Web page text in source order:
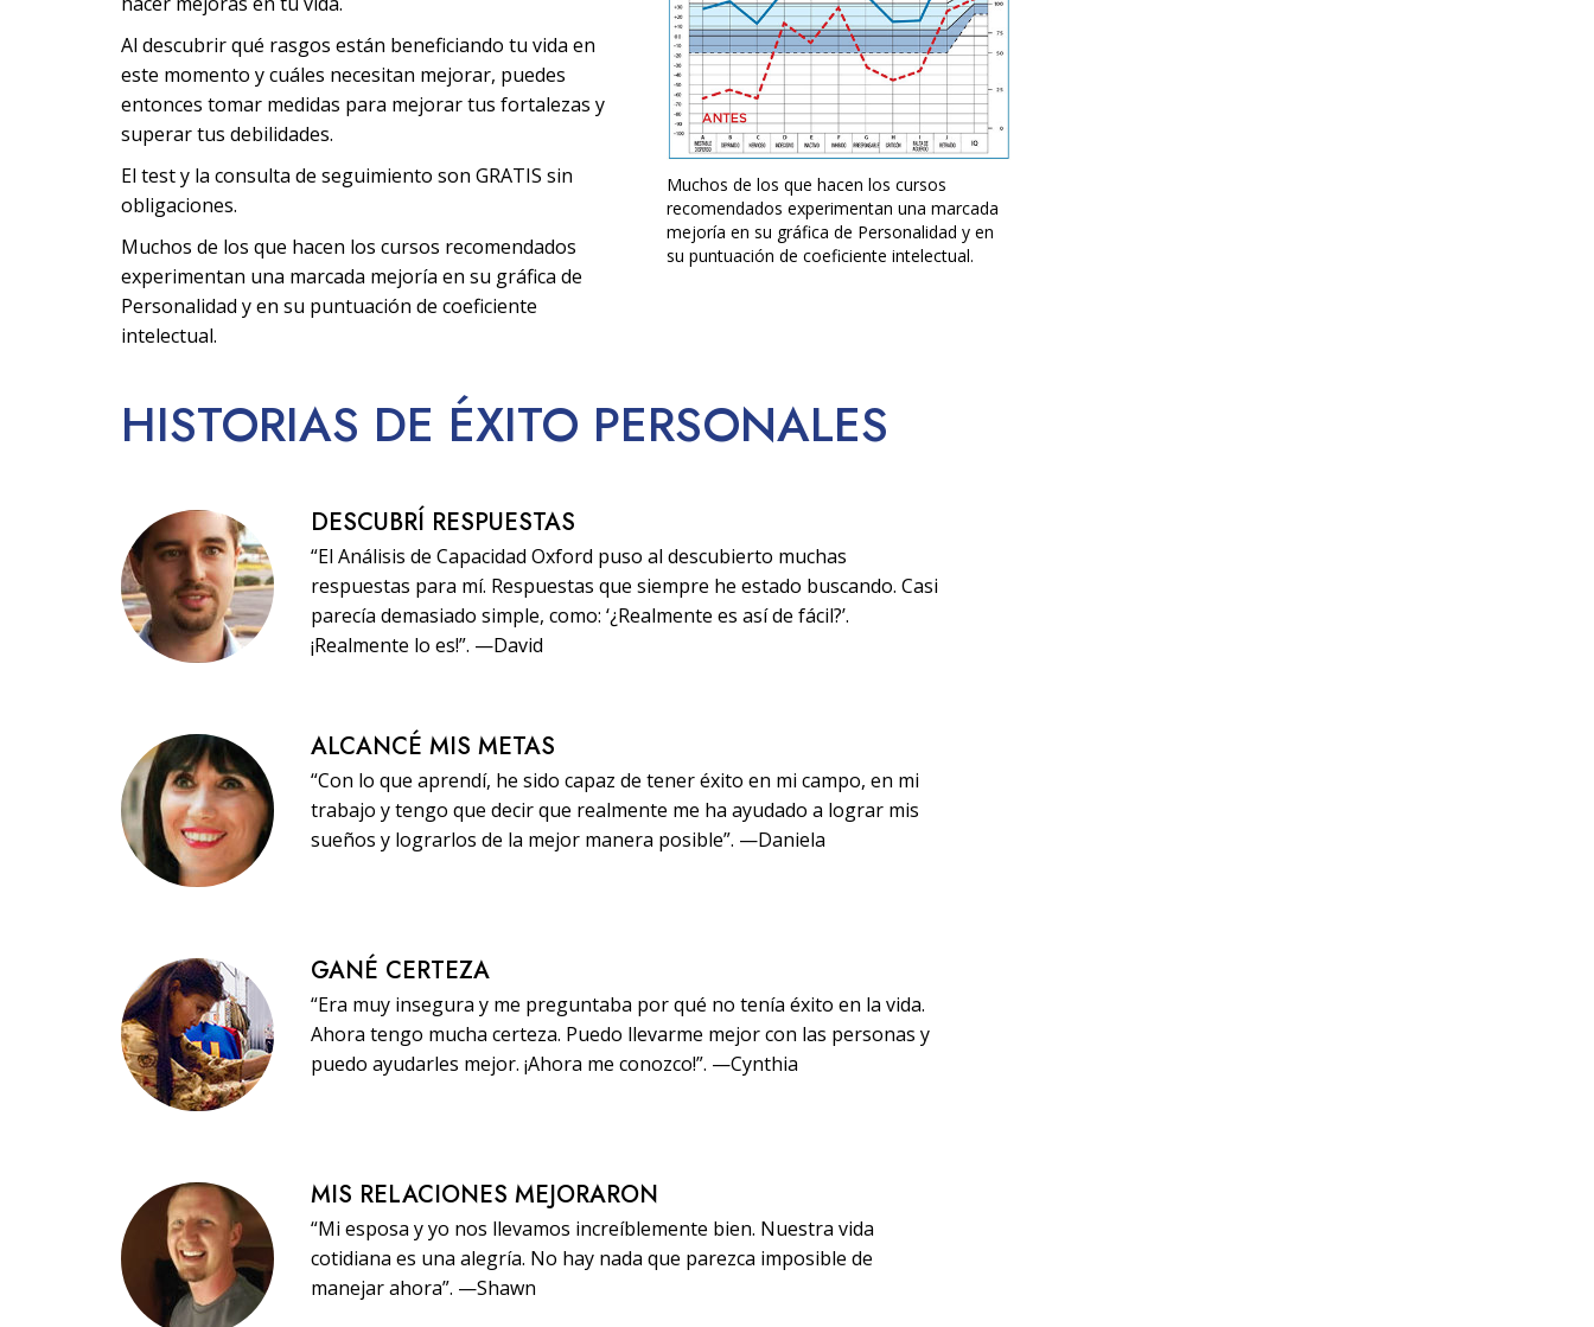
Al descubrir qué rasgos están beneficiando tu vida en
este momento y cuáles necesitan mejorar, puedes
entonces tomar medidas para mejorar tus fortalezas y
superar tus debilidades.
El test y la consulta de seguimiento son GRATIS sin
obligaciones.
Muchos de los que hacen los cursos recomendados
experimentan una marcada mejoría en su gráfica de
Personalidad y en su puntuación de coeficiente
intelectual.
Muchos de los que hacen los cursos
recomendados experimentan una marcada
mejoría en su gráfica de Personalidad y en
su puntuación de coeficiente intelectual.
HISTORIAS DE ÉXITO PERSONALES
DESCUBRÍ RESPUESTAS
“El Análisis de Capacidad Oxford puso al descubierto muchas
respuestas para mí. Respuestas que siempre he estado buscando. Casi
parecía demasiado simple, como: ‘¿Realmente es así de fácil?’.
¡Realmente lo es!”. —David
ALCANCÉ MIS METAS
“Con lo que aprendí, he sido capaz de tener éxito en mi campo, en mi
trabajo y tengo que decir que realmente me ha ayudado a lograr mis
sueños y lograrlos de la mejor manera posible”. —Daniela
GANÉ CERTEZA
“Era muy insegura y me preguntaba por qué no tenía éxito en la vida.
Ahora tengo mucha certeza. Puedo llevarme mejor con las personas y
puedo ayudarles mejor. ¡Ahora me conozco!”. —Cynthia
MIS RELACIONES MEJORARON
“Mi esposa y yo nos llevamos increíblemente bien. Nuestra vida
cotidiana es una alegría. No hay nada que parezca imposible de
manejar ahora”. —Shawn